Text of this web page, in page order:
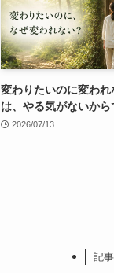
変わりたいのに変われ
は、やる気がないから
2026/07/13
記